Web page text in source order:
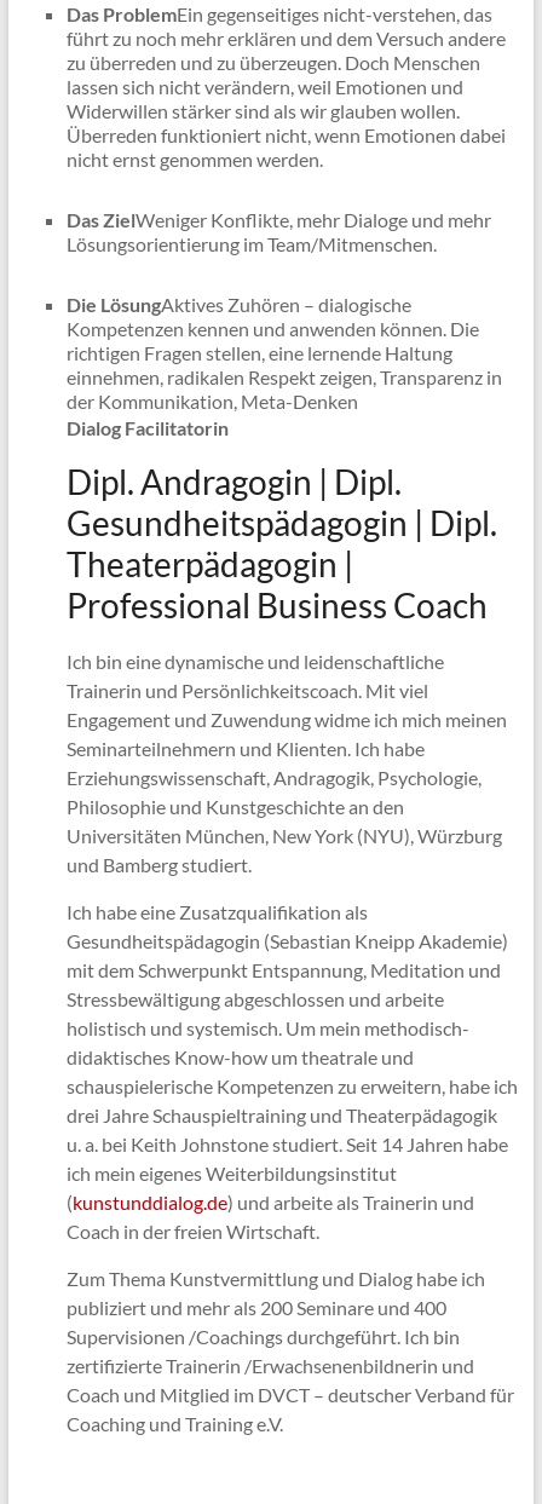
Das ProblemEin gegenseitiges nicht-verstehen, das
führt zu noch mehr erklären und dem Versuch andere
zu überreden und zu überzeugen. Doch Menschen
lassen sich nicht verändern, weil Emotionen und
Widerwillen stärker sind als wir glauben wollen.
Überreden funktioniert nicht, wenn Emotionen dabei
nicht ernst genommen werden.
Das ZielWeniger Konflikte, mehr Dialoge und mehr
Lösungsorientierung im Team/Mitmenschen.
Die LösungAktives Zuhören – dialogische
Kompetenzen kennen und anwenden können. Die
richtigen Fragen stellen, eine lernende Haltung
einnehmen, radikalen Respekt zeigen, Transparenz in
der Kommunikation, Meta-Denken
Dialog Facilitatorin
Dipl. Andragogin | Dipl.
Gesundheitspädagogin | Dipl.
Theaterpädagogin |
Professional Business Coach
Ich bin eine dynamische und leidenschaftliche
Trainerin und Persönlichkeitscoach. Mit viel
Engagement und Zuwendung widme ich mich meinen
Seminarteilnehmern und Klienten. Ich habe
Erziehungswissenschaft, Andragogik, Psychologie,
Philosophie und Kunstgeschichte an den
Universitäten München, New York (NYU), Würzburg
und Bamberg studiert.
Ich habe eine Zusatzqualifikation als
Gesundheitspädagogin (Sebastian Kneipp Akademie)
mit dem Schwerpunkt Entspannung, Meditation und
Stressbewältigung abgeschlossen und arbeite
holistisch und systemisch. Um mein methodisch-
didaktisches Know-how um theatrale und
schauspielerische Kompetenzen zu erweitern, habe ich
drei Jahre Schauspieltraining und Theaterpädagogik
u. a. bei Keith Johnstone studiert. Seit 14 Jahren habe
ich mein eigenes Weiterbildungsinstitut
(kunstunddialog.de) und arbeite als Trainerin und
Coach in der freien Wirtschaft.
Zum Thema Kunstvermittlung und Dialog habe ich
publiziert und mehr als 200 Seminare und 400
Supervisionen /Coachings durchgeführt. Ich bin
zertifizierte Trainerin /Erwachsenenbildnerin und
Coach und Mitglied im DVCT – deutscher Verband für
Coaching und Training e.V.